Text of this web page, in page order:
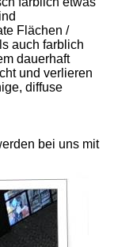
Flächen /
auch farblich
dauerhaft
und verlieren
diffuse
bei uns mit